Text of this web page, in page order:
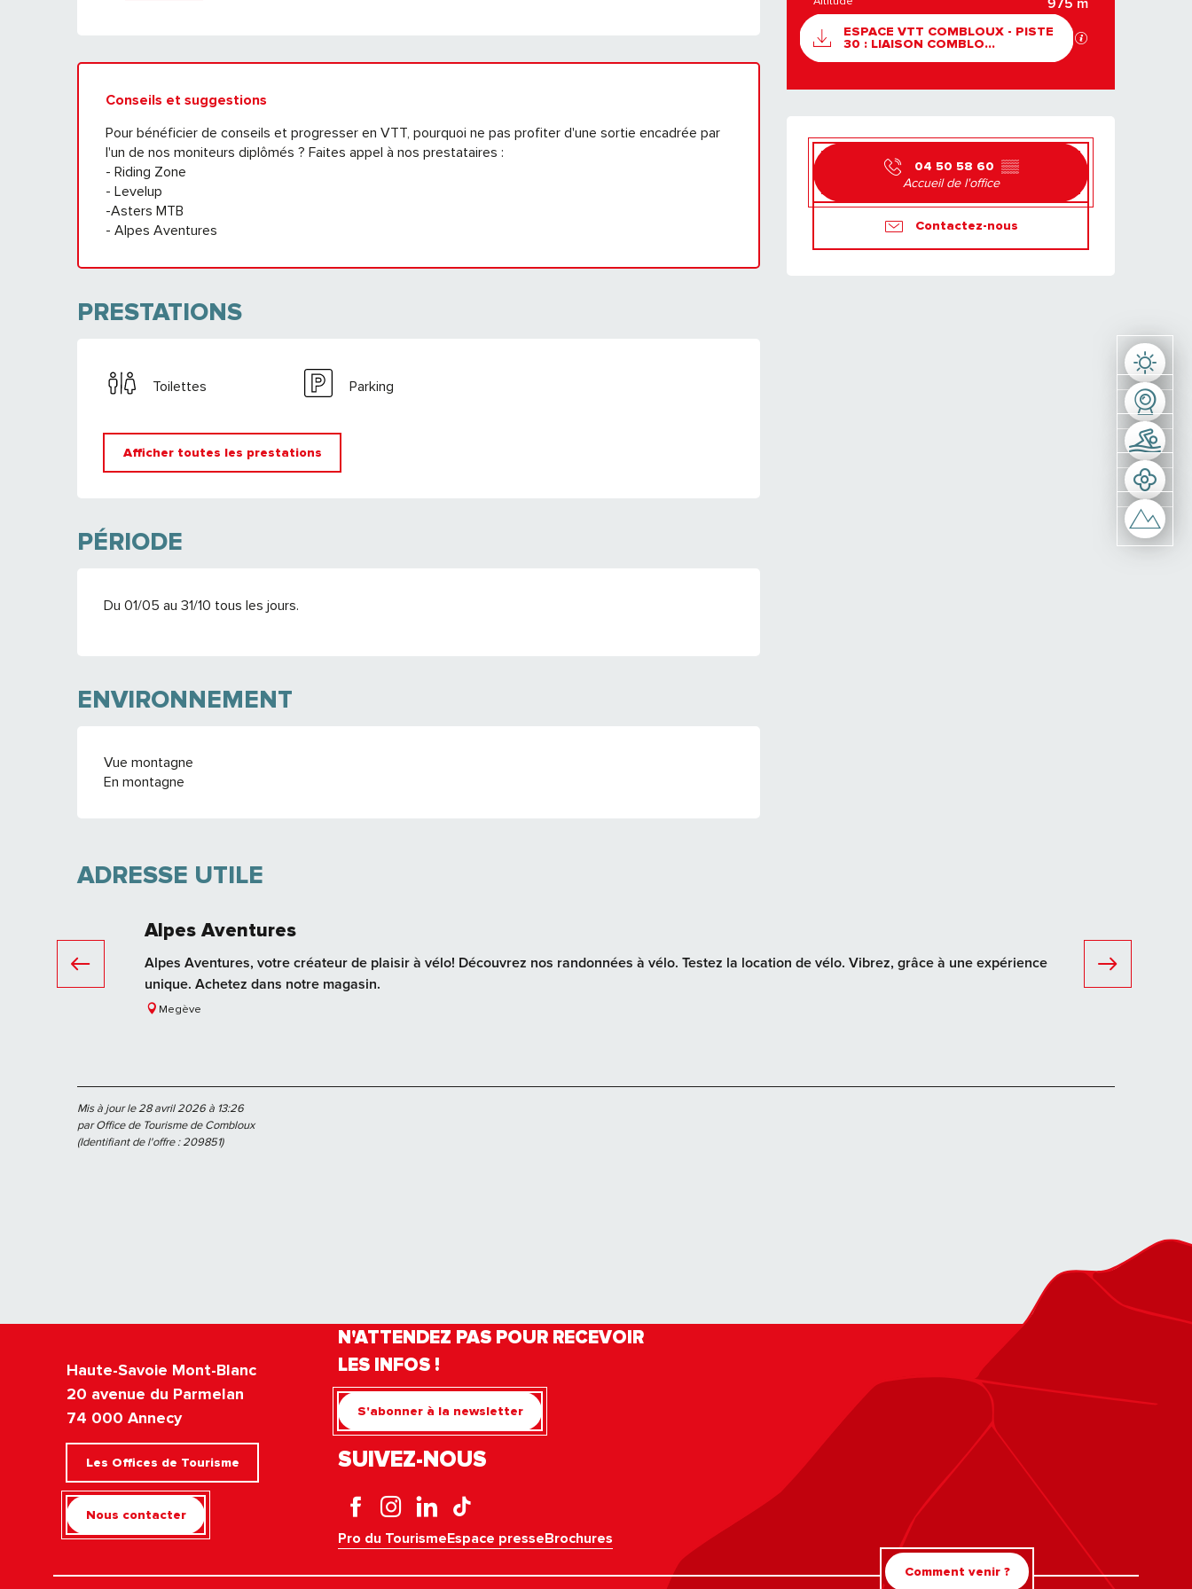
DOCUMENTATION
ESPACE VTT COMBLOUX - PISTE
30 : LIAISON COMBLO...
OUVERTURE ET
04 50 58 60 ▒▒
Accueil de l'office
Contactez-nous
Conseils et suggestions
Pour bénéficier de conseils et progresser en VTT, pourquoi ne pas profiter d'une sortie encadrée par
l'un de nos moniteurs diplômés ? Faites appel à nos prestataires :
- Riding Zone
- Levelup
-Asters MTB
- Alpes Aventures
PRESTATIONS
Toilettes Parking
Afficher toutes les prestations
PÉRIODE
Du 01/05 au 31/10 tous les jours.
ENVIRONNEMENT
Vue montagne
En montagne
ADRESSE UTILE
Alpes Aventures
Alpes Aventures, votre créateur de plaisir à vélo! Découvrez nos randonnées à vélo. Testez la location de vélo. Vibrez, grâce à une expérience
unique. Achetez dans notre magasin.
Megève
Découvrez
cours VTT
Mis à jour le 28 avril 2026 à 13:26
par Office de Tourisme de Combloux
(Identifiant de l'offre :209851)
Haute-Savoie Mont-Blanc
20 avenue du Parmelan
74 000 Annecy
Les Offices de Tourisme
Nous contacter
N'ATTENDEZ PAS POUR RECEVOIR
LES INFOS !
S'abonner à la newsletter
SUIVEZ-NOUS
Pro du TourismeEspace presseBrochures
Comment venir ?